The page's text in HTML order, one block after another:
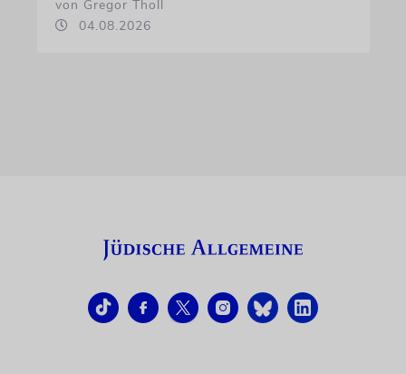
von Gregor Tholl
04.08.2026